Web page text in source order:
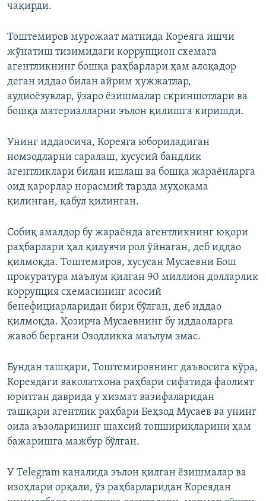
чақирди.
Тоштемиров мурожаат матнида Кореяга ишчи
жўнатиш тизимидаги коррупцион схемага
агентликнинг бошқа раҳбарлари ҳам алоқадор
деган иддао билан айрим ҳужжатлар,
аудиоёзувлар, ўзаро ёзишмалар скриншотлари ва
бошқа материалларни эълон қилишга киришди.
Унинг иддаосича, Кореяга юбориладиган
номзодларни саралаш, хусусий бандлик
агентликлари билан ишлаш ва бошқа жараёнларга
оид қарорлар норасмий тарзда муҳокама
қилинган, қабул қилинган.
Собиқ амалдор бу жараёнда агентликнинг юқори
раҳбарлари ҳал қилувчи рол ўйнаган, деб иддао
қилмоқда. Тоштемиров, хусусан Мусаевни Бош
прокуратура маълум қилган 90 миллион долларлик
коррупция схемасининг асосий
бенефициарларидан бири бўлган, деб иддао
қилмоқда. Ҳозирча Мусаевнинг бу иддаоларга
жавоб бергани Озодликка маълум эмас.
Бундан ташқари, Тоштемировнинг даъвосига кўра,
Кореядаги ваколатхона раҳбари сифатида фаолият
юритган даврида у хизмат вазифаларидан
ташқари агентлик раҳбари Беҳзод Мусаев ва унинг
оила аъзоларининг шахсий топшириқларини ҳам
бажаришга мажбур бўлган.
У Telegram каналида эълон қилган ёзишмалар ва
изоҳлари орқали, ўз раҳбарларидан Кореядан